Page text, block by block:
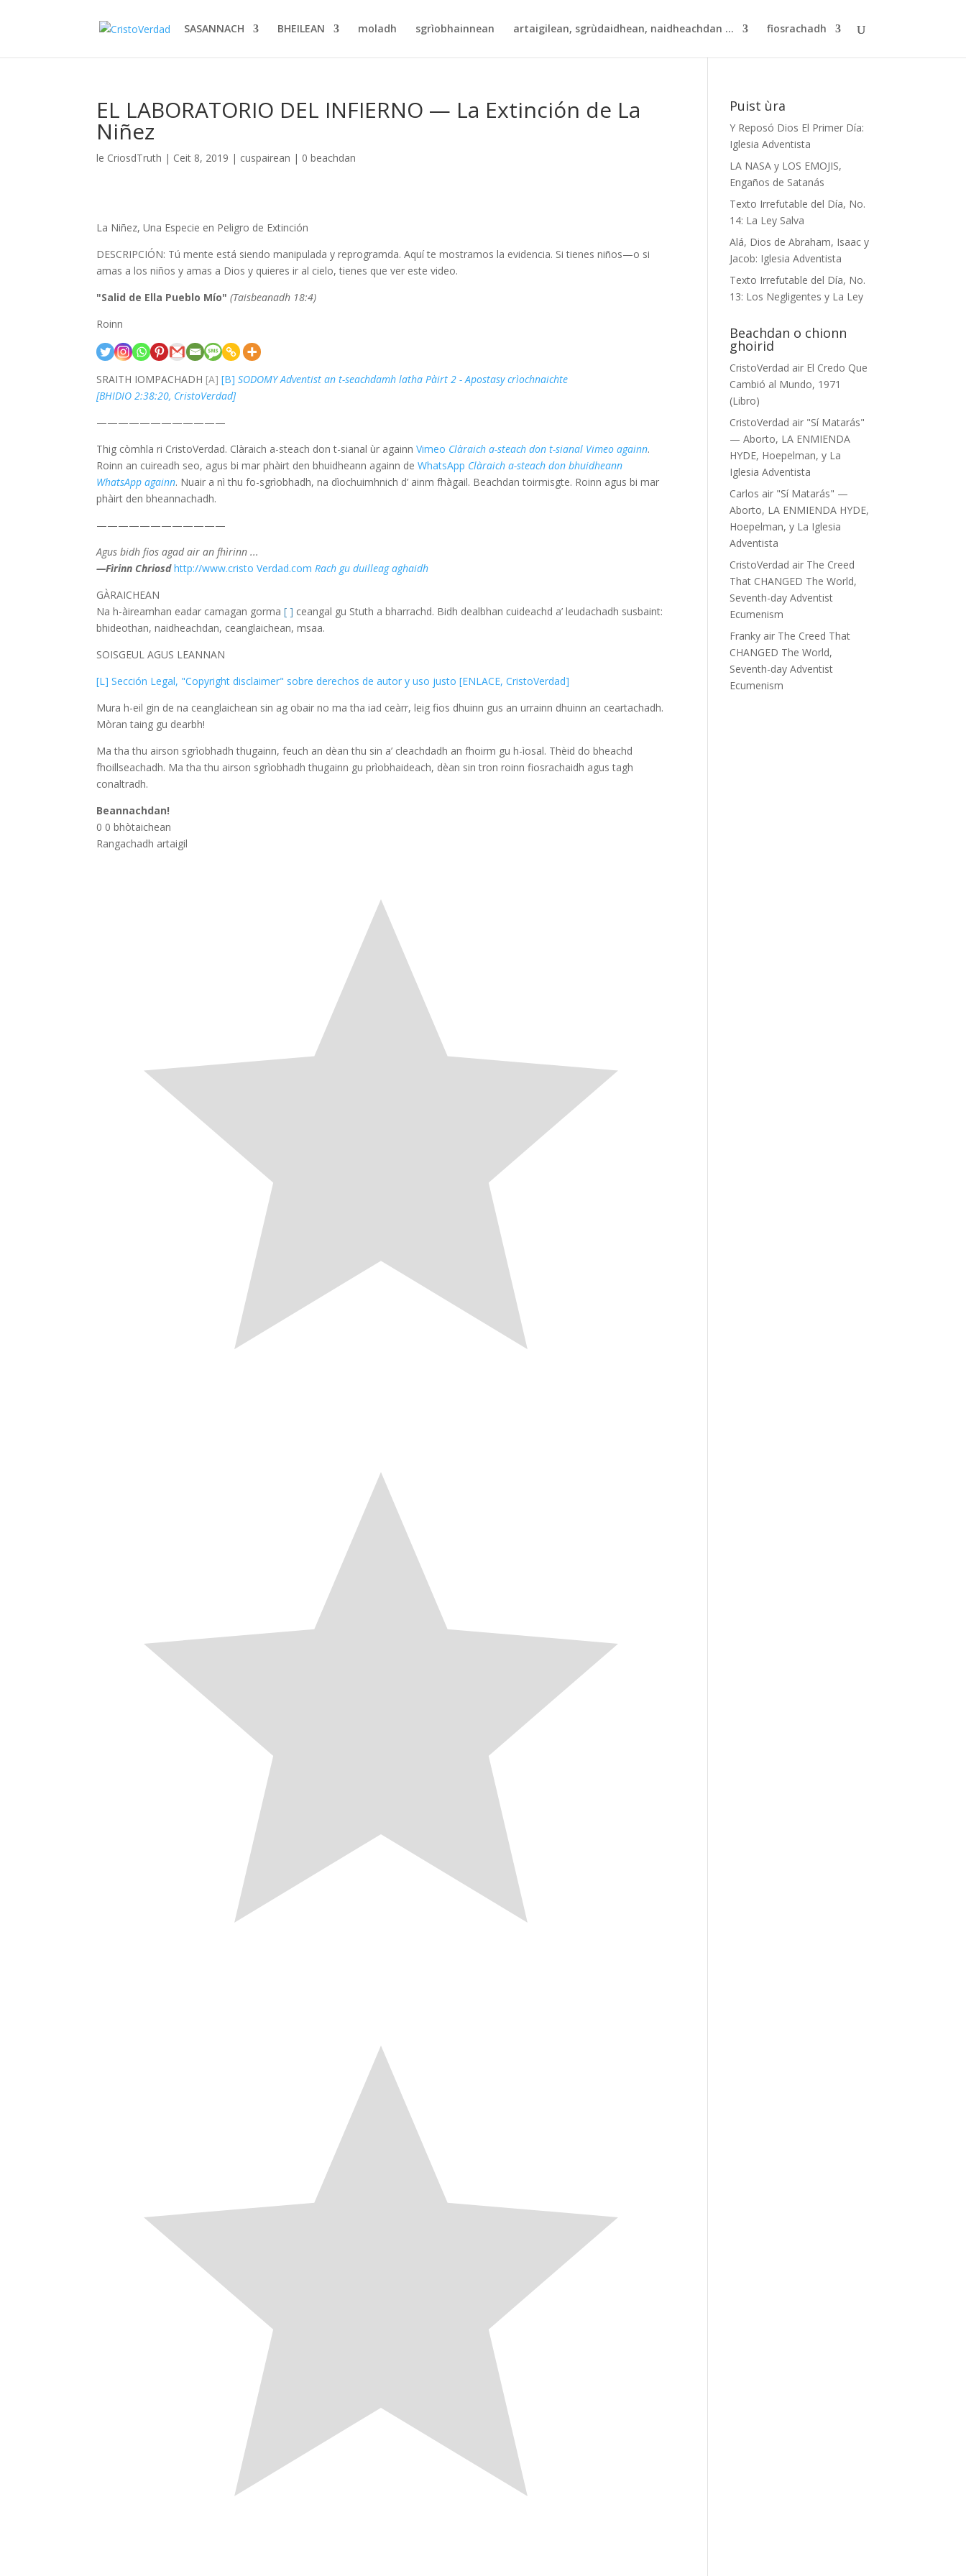
SASANNACH BHEILEAN moladh sgrìobhainnean artaigilean, sgrùdaidhean, naidheachdan ... fiosrachadh
EL LABORATORIO DEL INFIERNO — La Extinción de La
Niñez
le CriosdTruth | Ceit 8, 2019 | cuspairean | 0 beachdan
La Niñez, Una Especie en Peligro de Extinción
DESCRIPCIÓN: Tú mente está siendo manipulada y reprogramda. Aquí te mostramos la evidencia. Si tienes niños—o si
amas a los niños y amas a Dios y quieres ir al cielo, tienes que ver este video.
"Salid de Ella Pueblo Mío"(Taisbeanadh 18:4)
Roinn
SRAITH IOMPACHADH [A] [B] SODOMY Adventist an t-seachdamh latha Pàirt 2 - Apostasy crìochnaichte
[BHIDIO 2:38:20, CristoVerdad]
————————————
Thig còmhla ri CristoVerdad. Clàraich a-steach don t-sianal ùr againnVimeo Clàraich a-steach don t-sianal Vimeo againn.
Roinn an cuireadh seo, agus bi mar phàirt den bhuidheann againn deWhatsApp Clàraich a-steach don bhuidheann
WhatsApp againn. Nuair a nì thu fo-sgrìobhadh, na dìochuimhnich d’ ainm fhàgail. Beachdan toirmisgte. Roinn agus bi mar
phàirt den bheannachadh.
————————————
Agus bidh fios agad air an fhìrinn ...
—Fìrinn Chriosd http://www.cristo Verdad.com Rach gu duilleag aghaidh
GÀRAICHEAN
Na h-àireamhan eadar camagan gorma[ ] ceangal gu Stuth a bharrachd. Bidh dealbhan cuideachd a’ leudachadh susbaint:
bhideothan, naidheachdan, ceanglaichean, msaa.
SOISGEUL AGUS LEANNAN
[L] Sección Legal, "Copyright disclaimer" sobre derechos de autor y uso justo [ENLACE, CristoVerdad]
Mura h-eil gin de na ceanglaichean sin ag obair no ma tha iad ceàrr, leig fios dhuinn gus an urrainn dhuinn an ceartachadh.
Mòran taing gu dearbh!
Ma tha thu airson sgrìobhadh thugainn, feuch an dèan thu sin a’ cleachdadh an fhoirm gu h-ìosal. Thèid do bheachd
fhoillseachadh. Ma tha thu airson sgrìobhadh thugainn gu prìobhaideach, dèan sin tron roinn fiosrachaidh agus tagh
conaltradh.
Beannachdan!
0 0 bhòtaichean
Rangachadh artaigil
Puist ùra
Y Reposó Dios El Primer Día:
Iglesia Adventista
LA NASA y LOS EMOJIS,
Engaños de Satanás
Texto Irrefutable del Día, No.
14: La Ley Salva
Alá, Dios de Abraham, Isaac y
Jacob: Iglesia Adventista
Texto Irrefutable del Día, No.
13: Los Negligentes y La Ley
Beachdan o chionn
ghoirid
CristoVerdad air El Credo Que
Cambió al Mundo, 1971
(Libro)
CristoVerdad air "Sí Matarás"
— Aborto, LA ENMIENDA
HYDE, Hoepelman, y La
Iglesia Adventista
Carlos air "Sí Matarás" —
Aborto, LA ENMIENDA HYDE,
Hoepelman, y La Iglesia
Adventista
CristoVerdad air The Creed
That CHANGED The World,
Seventh-day Adventist
Ecumenism
Franky air The Creed That
CHANGED The World,
Seventh-day Adventist
Ecumenism